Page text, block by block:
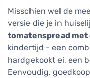
Misschien wel de
versie die je in
tomatenspread met
kindertijd - een
hardgekookt ei, een
Eenvoudig,